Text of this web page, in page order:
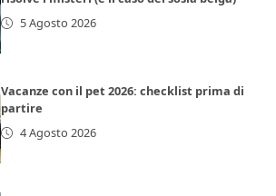
5 Agosto 2026
Vacanze con il pet 2026: checklist prima di
partire
4 Agosto 2026